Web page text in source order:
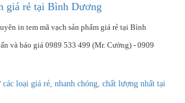
giá rẻ tại Bình Dương
in tem mã vạch sản phẩm giá rẻ tại Bình
và báo giá 0989 533 499 (Mr. Cường) - 0909